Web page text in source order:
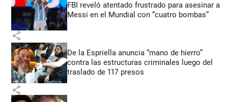
FBI reveló atentado frustrado para asesinar a
Messi en el Mundial con “cuatro bombas”
share
De la Espriella anuncia “mano de hierro”
contra las estructuras criminales luego del
traslado de 117 presos
share